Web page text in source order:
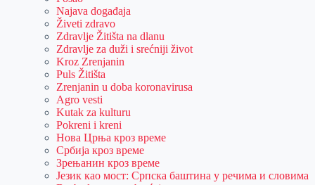
Najava događaja
Živeti zdravo
Zdravlje Žitišta na dlanu
Zdravlje za duži i srećniji život
Kroz Zrenjanin
Puls Žitišta
Zrenjanin u doba koronavirusa
Agro vesti
Kutak za kulturu
Pokreni i kreni
Нова Црња кроз време
Србија кроз време
Зрењанин кроз време
Језик као мост: Српска баштина у речима и словима